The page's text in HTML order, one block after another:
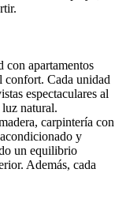
apartamentos
confort. Cada unidad
espectaculares al
natural.
carpintería con
y
un equilibrio
Además, cada